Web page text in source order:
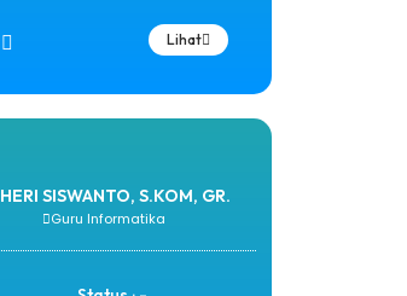
Lihat
HERI SISWANTO, S.KOM, GR.
Guru Informatika